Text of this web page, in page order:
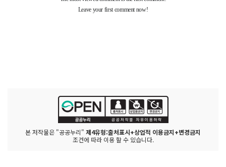
본 저작물은 "공공누리" 제4유형:출처표시+상업적 이용금지+변경금지
조건에 따라 이용 할 수 있습니다.